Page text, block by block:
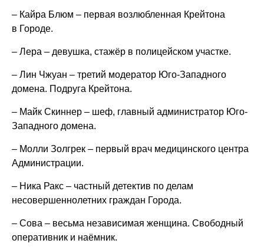
– Кайра Блюм – первая возлюбленная Крейтона
в Городе.
– Лера – девушка, стажёр в полицейском участке.
– Лин Чжуан – третий модератор Юго-Западного
домена. Подруга Крейтона.
– Майк Скиннер – шеф, главный администратор Юго-
Западного домена.
– Молли Золгрек – первый врач медицинского центра
Администрации.
– Ника Ракс – частный детектив по делам
несовершеннолетних граждан Города.
– Сова – весьма независимая женщина. Свободный
оперативник и наёмник.